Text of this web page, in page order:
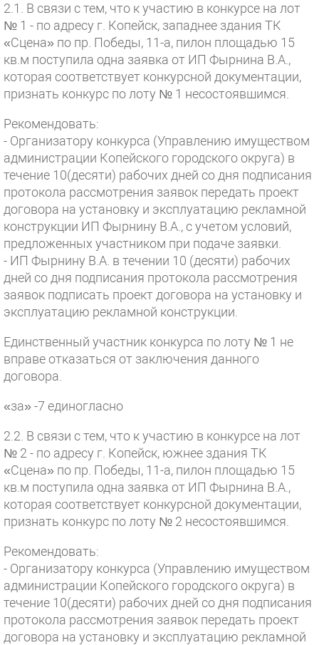
2.1. В связи с тем, что к участию в конкурсе на лот
№ 1 - по адресу г. Копейск, западнее здания ТК
«Сцена» по пр. Победы, 11-а, пилон площадью 15
кв.м поступила одна заявка от ИП Фырнина В.А.,
которая соответствует конкурсной документации,
признать конкурс по лоту № 1 несостоявшимся.
Рекомендовать:
- Организатору конкурса (Управлению имуществом
администрации Копейского городского округа) в
течение 10(десяти) рабочих дней со дня подписания
протокола рассмотрения заявок передать проект
договора на установку и эксплуатацию рекламной
конструкции ИП Фырнину В.А., с учетом условий,
предложенных участником при подаче заявки.
- ИП Фырнину В.А. в течении 10 (десяти) рабочих
дней со дня подписания протокола рассмотрения
заявок подписать проект договора на установку и
эксплуатацию рекламной конструкции.
Единственный участник конкурса по лоту № 1 не
вправе отказаться от заключения данного
договора.
«за» -7 единогласно
2.2. В связи с тем, что к участию в конкурсе на лот
№ 2 - по адресу г. Копейск, южнее здания ТК
«Сцена» по пр. Победы, 11-а, пилон площадью 15
кв.м поступила одна заявка от ИП Фырнина В.А.,
которая соответствует конкурсной документации,
признать конкурс по лоту № 2 несостоявшимся.
Рекомендовать:
- Организатору конкурса (Управлению имуществом
администрации Копейского городского округа) в
течение 10(десяти) рабочих дней со дня подписания
протокола рассмотрения заявок передать проект
договора на установку и эксплуатацию рекламной